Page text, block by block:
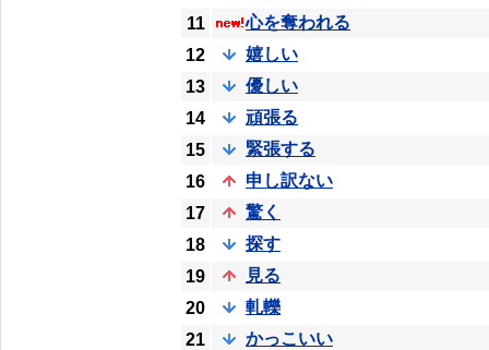
11
心を奪われる
12
嬉しい
13
優しい
14
頑張る
15
緊張する
16
申し訳ない
17
驚く
18
探す
19
見る
20
軋轢
21
かっこいい